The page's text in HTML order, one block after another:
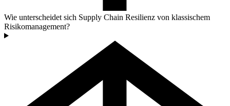
Wie unterscheidet sich Supply Chain Resilienz von klassischem
Risikomanagement?